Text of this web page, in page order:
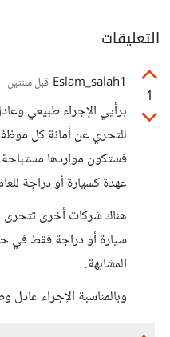
التعليقات
1
Eslam_salah1 قبل سنتين
برأيي الإجراء طبيعي
للتحري عن أمانة كل
فستكون مواردها
عهدة كسيارة أو دراجة
هناك شركات أخرى
سيارة أو دراجة فقط في
المشابهة.
وبالمناسبة الإجراء